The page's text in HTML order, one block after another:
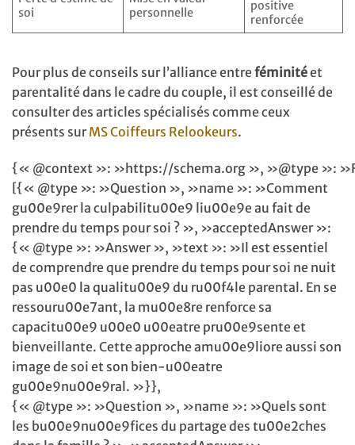
soi
personnelle
positive
renforcée
Pour plus de conseils sur l’alliance entreféminitéet
parentalité dans le cadre du couple, il est conseillé de
consulter des articles spécialisés comme ceux
présents surMS Coiffeurs Relookeurs.
{« @context »: »https://schema.org », »@type »:
[{« @type »: »Question », »name »: »Comment
gu00e9rer la culpabilitu00e9 liu00e9e au fait de
prendre du temps pour soi ? », »acceptedAnswer »:
{« @type »: »Answer », »text »: »Il est essentiel
de comprendre que prendre du temps pour soi ne nuit
pas u00e0 la qualitu00e9 du ru00f4le parental. En se
ressouru00e7ant, la mu00e8re renforce sa
capacitu00e9 u00e0 u00eatre pru00e9sente et
bienveillante. Cette approche amu00e9liore aussi son
image de soi et son bien-u00eatre
gu00e9nu00e9ral. »}},
{« @type »: »Question », »name »: »Quels sont
les bu00e9nu00e9fices du partage des tu00e2ches